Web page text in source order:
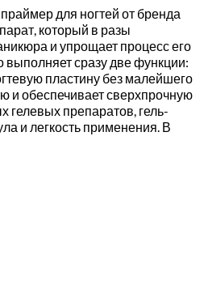
для ногтей от бренда
который в разы
и упрощает процесс его
сразу две функции:
пластину без малейшего
и обеспечивает сверхпрочную
гелевых препаратов, гель-
и легкость применения. В